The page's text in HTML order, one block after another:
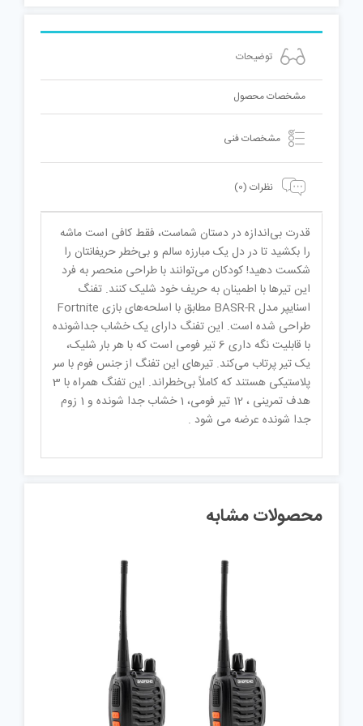
توضیحات
مشخصات محصول
مشخصات فنی
نظرات (0)
قدرت بی‌اندازه در دستان شماست، فقط کافی است ماشه
را بکشید تا در دل یک مبارزه سالم و بی‌خطر حریفانتان را
شکست دهید! کودکان می‌توانند با طراحی منحصر به فرد
این تیرها با اطمینان به حریف خود شلیک کنند. تفنگ
اسنایپر مدل BASR-R مطابق با اسلحه‌های بازی Fortnite
طراحی شده است. این تفنگ دارای یک خشاب جداشونده
با قابلیت نگه داری 6 تیر فومی است که با هر بار شلیک،
یک تیر پرتاب می‌کند. تیرهای این تفنگ از جنس فوم با سر
پلاستیکی هستند که کاملاً بی‌خطراند. این تفنگ همراه با 3
هدف تمرینی ، 12 تیر فومی، 1 خشاب جدا شونده و 1 زوم
جدا شونده عرضه می شود .
محصولات مشابه